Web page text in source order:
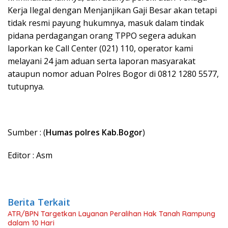
Kerja Ilegal dengan Menjanjikan Gaji Besar akan tetapi
tidak resmi payung hukumnya, masuk dalam tindak
pidana perdagangan orang TPPO segera adukan
laporkan ke Call Center (021) 110, operator kami
melayani 24 jam aduan serta laporan masyarakat
ataupun nomor aduan Polres Bogor di 0812 1280 5577,
tutupnya.
Sumber : (Humas polres Kab.Bogor)
Editor : Asm
Berita Terkait
ATR/BPN Targetkan Layanan Peralihan Hak Tanah Rampung
dalam 10 Hari